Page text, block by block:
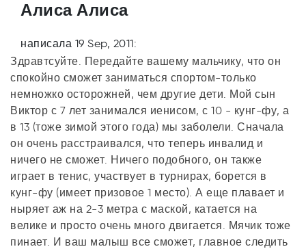
Алиса Алиса
написала 19 Sep, 2011:
Здравтсуйте. Передайте вашему мальчику, что он
спокойно сможет заниматься спортом-только
немножко осторожней, чем другие дети. Мой сын
Виктор с 7 лет занимался иенисом, с 10 - кунг-фу, а
в 13 (тоже зимой этого года) мы заболели. Сначала
он очень расстраивался, что теперь инвалид и
ничего не сможет. Ничего подобного, он также
играет в тенис, участвует в турнирах, борется в
кунг-фу (имеет призовое 1 место). А еще плавает и
ныряет аж на 2-3 метра с маской, катается на
велике и просто очень много двигается. Мячик тоже
пинает. И ваш малыш все сможет, главное следить